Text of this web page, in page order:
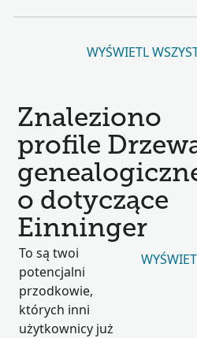
WYŚWIETL
Znaleziono
profile
o dotyczące
Einninger
To są twoi
potencjalni
przodkowie,
których inni
użytkownicy już